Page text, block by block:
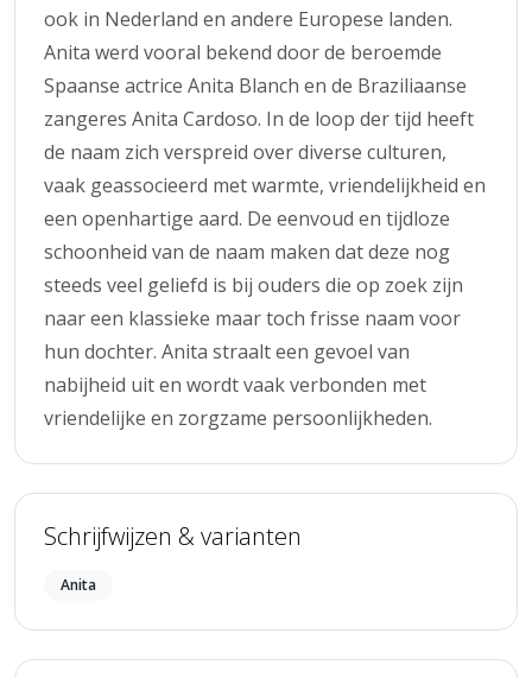
ook in Nederland en andere Europese landen.
Anita werd vooral bekend door de beroemde
Spaanse actrice Anita Blanch en de Braziliaanse
zangeres Anita Cardoso. In de loop der tijd heeft
de naam zich verspreid over diverse culturen,
vaak geassocieerd met warmte, vriendelijkheid en
een openhartige aard. De eenvoud en tijdloze
schoonheid van de naam maken dat deze nog
steeds veel geliefd is bij ouders die op zoek zijn
naar een klassieke maar toch frisse naam voor
hun dochter. Anita straalt een gevoel van
nabijheid uit en wordt vaak verbonden met
vriendelijke en zorgzame persoonlijkheden.
Schrijfwijzen & varianten
Anita